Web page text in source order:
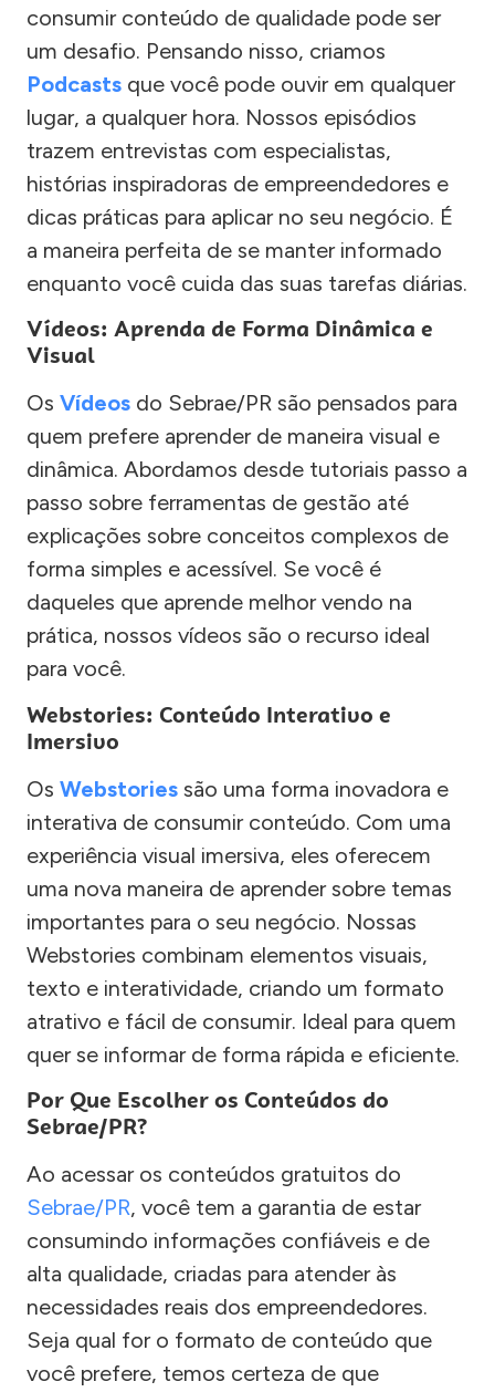
consumir conteúdo de qualidade pode ser
um desafio. Pensando nisso, criamos
Podcasts que você pode ouvir em qualquer
lugar, a qualquer hora. Nossos episódios
trazem entrevistas com especialistas,
histórias inspiradoras de empreendedores e
dicas práticas para aplicar no seu negócio. É
a maneira perfeita de se manter informado
enquanto você cuida das suas tarefas diárias.
Vídeos: Aprenda de Forma Dinâmica e
Visual
Os Vídeos do Sebrae/PR são pensados para
quem prefere aprender de maneira visual e
dinâmica. Abordamos desde tutoriais passo a
passo sobre ferramentas de gestão até
explicações sobre conceitos complexos de
forma simples e acessível. Se você é
daqueles que aprende melhor vendo na
prática, nossos vídeos são o recurso ideal
para você.
Webstories: Conteúdo Interativo e
Imersivo
Os Webstories são uma forma inovadora e
interativa de consumir conteúdo. Com uma
experiência visual imersiva, eles oferecem
uma nova maneira de aprender sobre temas
importantes para o seu negócio. Nossas
Webstories combinam elementos visuais,
texto e interatividade, criando um formato
atrativo e fácil de consumir. Ideal para quem
quer se informar de forma rápida e eficiente.
Por Que Escolher os Conteúdos do
Sebrae/PR?
Ao acessar os conteúdos gratuitos do
Sebrae/PR, você tem a garantia de estar
consumindo informações confiáveis e de
alta qualidade, criadas para atender às
necessidades reais dos empreendedores.
Seja qual for o formato de conteúdo que
você prefere, temos certeza de que